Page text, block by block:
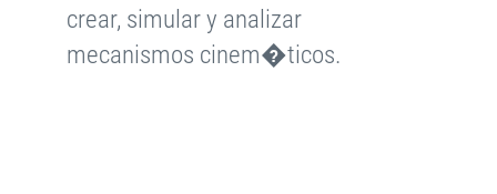
crear, simular y analizar
mecanismos cinem�ticos.